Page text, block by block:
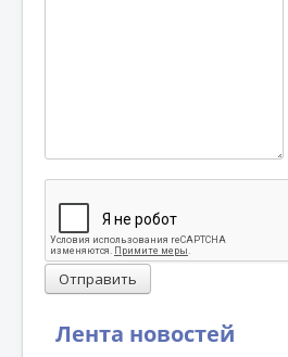
Лента новостей
Отправить